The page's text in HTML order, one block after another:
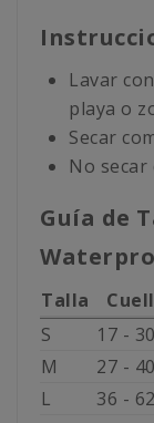
Lavar
playa o
Secar
No
Guía de
Talla
S
17 -
M
27 -
L
36 -